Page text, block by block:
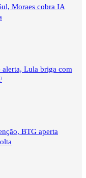
Moraes cobra IA
alerta, Lula briga com
BTG aperta